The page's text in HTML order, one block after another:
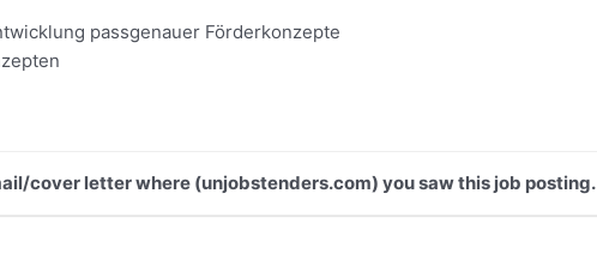
passgenauer Förderkonzepte
cover letter where (unjobstenders.com) you saw this job posting.